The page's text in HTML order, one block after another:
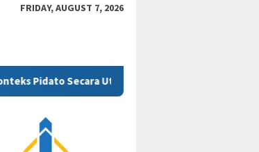
FRIDAY, AUGUST 7, 2026
“Bacot Nih Pasien” Berujung Sanksi, Jejak